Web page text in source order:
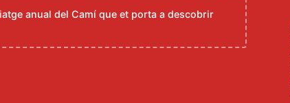
anual del Camí que et porta a descobrir